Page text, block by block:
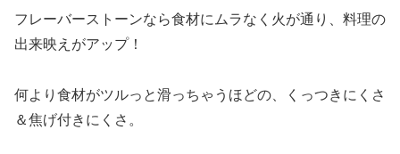
フレーバーストーンなら食材にムラなく火が通り、料理の
出来映えがアップ！
何より食材がツルっと滑っちゃうほどの、くっつきにくさ
＆焦げ付きにくさ。